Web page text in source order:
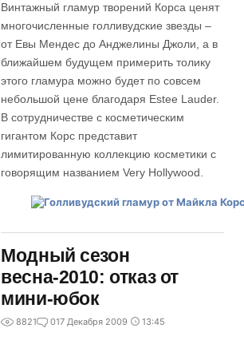
Винтажный гламур творений Корса ценят
многочисленные голливудские звезды –
от Евы Мендес до Анджелины Джоли, а в
ближайшем будущем примерить толику
этого гламура можно будет по совсем
небольшой цене благодаря Estee Lauder.
В сотрудничестве с косметическим
гигантом Корс представит
лимитированную коллекцию косметики с
говорящим названием Very Hollywood.
Модный сезон
весна-2010: отказ от
мини-юбок
8821 017 Декабря 2009 13:45